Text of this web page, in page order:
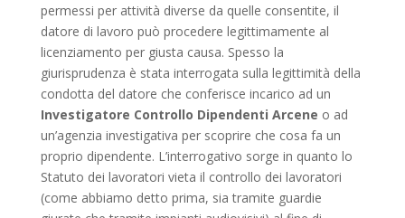
permessi per attività diverse da quelle consentite, il
datore di lavoro può procedere legittimamente al
licenziamento per giusta causa. Spesso la
giurisprudenza è stata interrogata sulla legittimità della
condotta del datore che conferisce incarico ad un
Investigatore Controllo Dipendenti Arcene o ad
un’agenzia investigativa per scoprire che cosa fa un
proprio dipendente. L’interrogativo sorge in quanto lo
Statuto dei lavoratori vieta il controllo dei lavoratori
(come abbiamo detto prima, sia tramite guardie